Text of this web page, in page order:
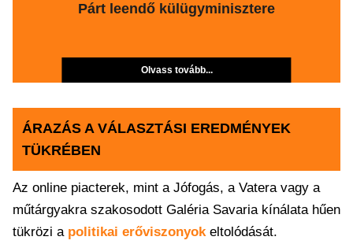
Párt leendő külügyminisztere
Olvass tovább...
ÁRAZÁS A VÁLASZTÁSI EREDMÉNYEK
TÜKRÉBEN
Az online piacterek, mint a Jófogás, a Vatera vagy a
műtárgyakra szakosodott Galéria Savaria kínálata hűen
tükrözi a politikai erőviszonyokeltolódását.